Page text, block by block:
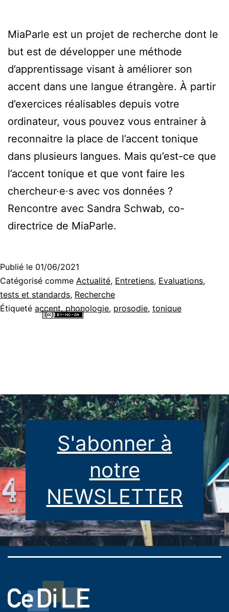
MiaParle est un projet de recherche dont le
but est de développer une méthode
d’apprentissage visant à améliorer son
accent dans une langue étrangère. À partir
d’exercices réalisables depuis votre
ordinateur, vous pouvez vous entrainer à
reconnaitre la place de l’accent tonique
dans plusieurs langues. Mais qu’est-ce que
l’accent tonique et que vont faire les
chercheur·e·s avec vos données ?
Rencontre avec Sandra Schwab, co-
directrice de MiaParle.
Publié le 01/06/2021
Catégorisé comme Actualité, Entretiens, Evaluations,
tests et standards, Recherche
Étiqueté accent, phonologie, prosodie, tonique
S'abonner à
notre
NEWSLETTER